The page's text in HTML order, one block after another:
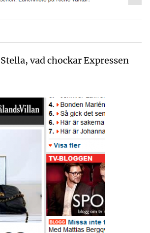
vad chockar Expressen